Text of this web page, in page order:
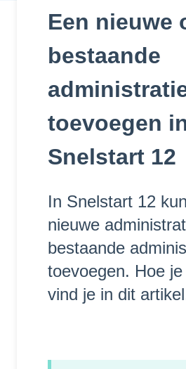
Een nieuwe
bestaande
toevoegen
Snelstart 12
In Snelstart 12
nieuwe
bestaande
toevoegen. Hoe
vind je in dit